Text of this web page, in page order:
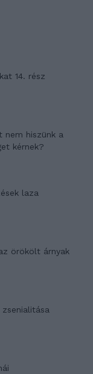
14. rész
nem hiszünk a
kérnek?
laza
örökölt árnyak